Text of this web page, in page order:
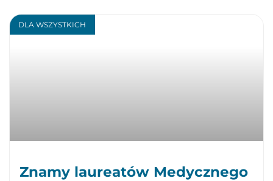
DLA WSZYSTKICH
Znamy laureatów Medycznego